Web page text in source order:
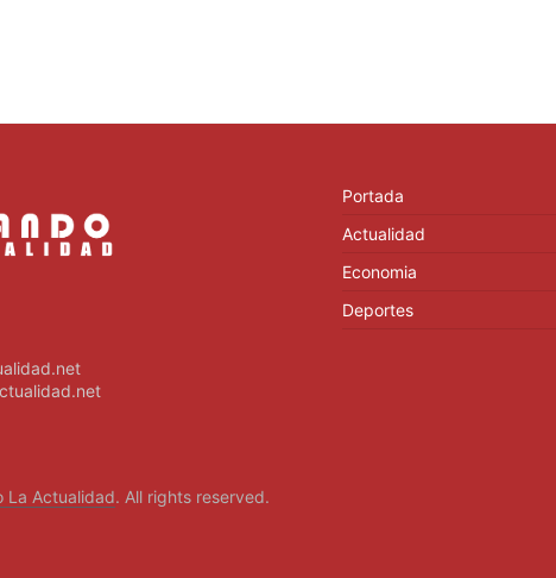
Portada
Actualidad
Economia
Deportes
La Actualidad. All rights reserved.